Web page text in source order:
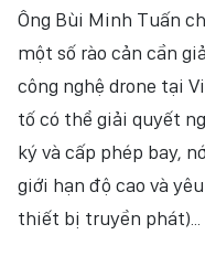
Ông Bùi Minh Tuấn
một số rào cản cần
công nghệ drone tại
tố có thể giải quyết
ký và cấp phép bay,
giới hạn độ cao và
thiết bị truyền phát)...